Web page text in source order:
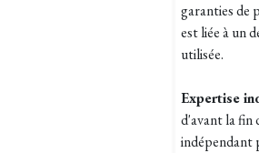
garanties de
est liée à un
utilisée.
Expertise
d'avant la fin
indépendant